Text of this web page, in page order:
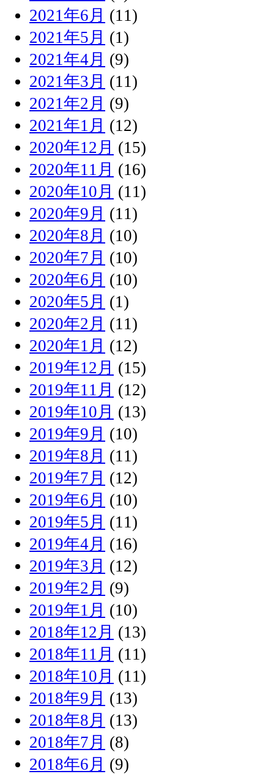
2021年6月 (11)
2021年5月 (1)
2021年4月 (9)
2021年3月 (11)
2021年2月 (9)
2021年1月 (12)
2020年12月 (15)
2020年11月 (16)
2020年10月 (11)
2020年9月 (11)
2020年8月 (10)
2020年7月 (10)
2020年6月 (10)
2020年5月 (1)
2020年2月 (11)
2020年1月 (12)
2019年12月 (15)
2019年11月 (12)
2019年10月 (13)
2019年9月 (10)
2019年8月 (11)
2019年7月 (12)
2019年6月 (10)
2019年5月 (11)
2019年4月 (16)
2019年3月 (12)
2019年2月 (9)
2019年1月 (10)
2018年12月 (13)
2018年11月 (11)
2018年10月 (11)
2018年9月 (13)
2018年8月 (13)
2018年7月 (8)
2018年6月 (9)